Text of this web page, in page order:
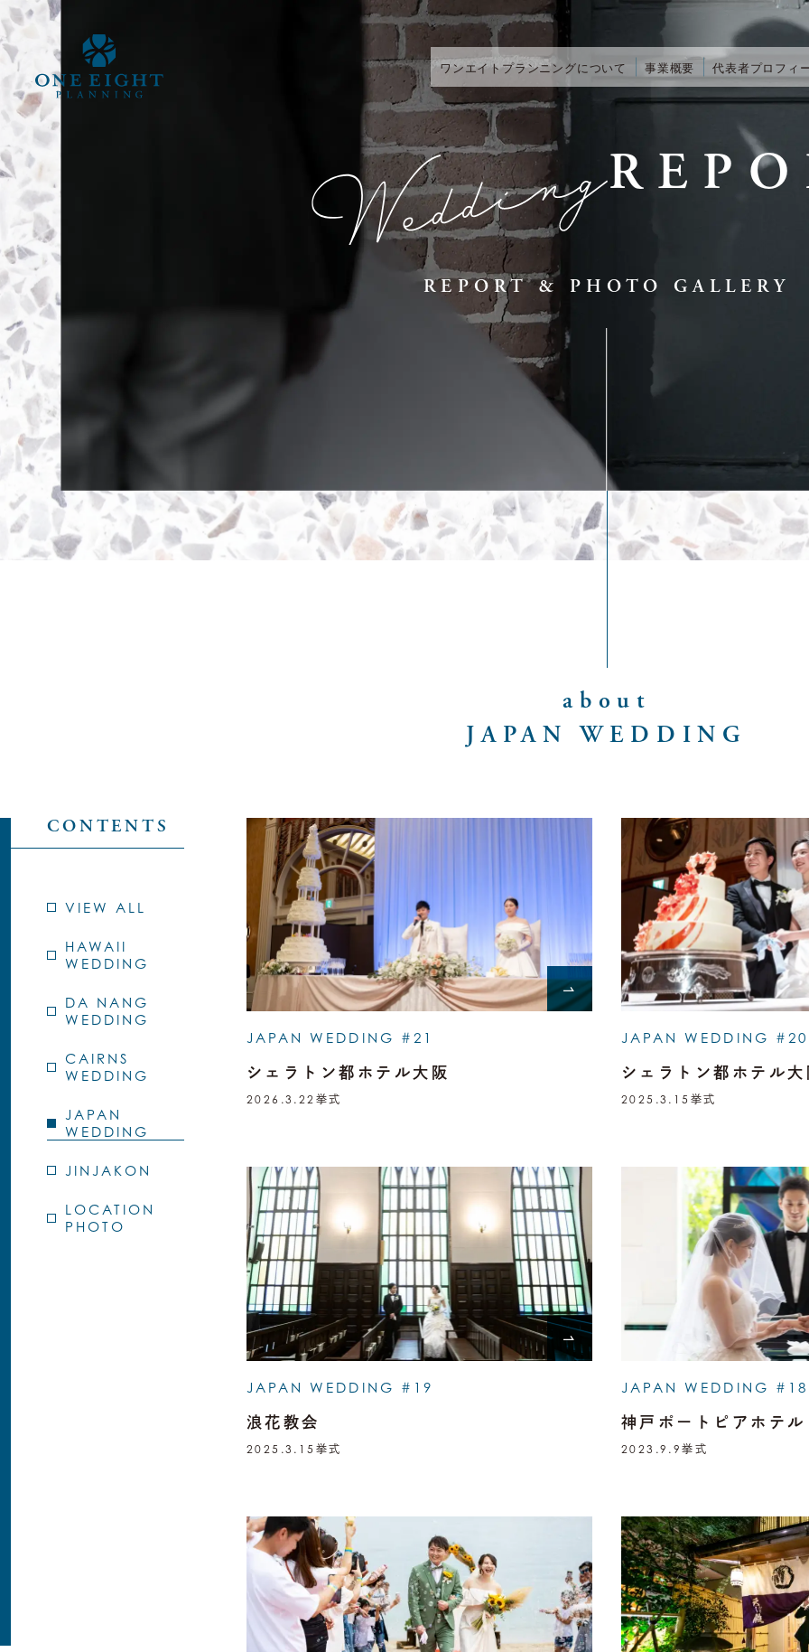
ワンエイトプランニングについて 事業概要 代表者プロフィ
REPORT & PHOTO GALLERY
about
JAPAN WEDDING
CONTENTS
VIEW ALL
HAWAII
WEDDING
DA NANG
WEDDING
CAIRNS
WEDDING
JAPAN
WEDDING
JINJAKON
LOCATION
PHOTO
JAPAN WEDDING #21
シェラトン都ホテル大阪
2026.3.22 挙式
JAPAN WEDDING #20
シェラトン都ホテル大
2025.3.15 挙式
JAPAN WEDDING #19
浪花教会
2025.3.15 挙式
JAPAN WEDDING #18
神戸ポートピアホテル
2023.9.9挙式